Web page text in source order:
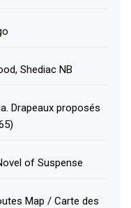
Shediac NB
Drapeaux proposés
of Suspense
Map / Carte des